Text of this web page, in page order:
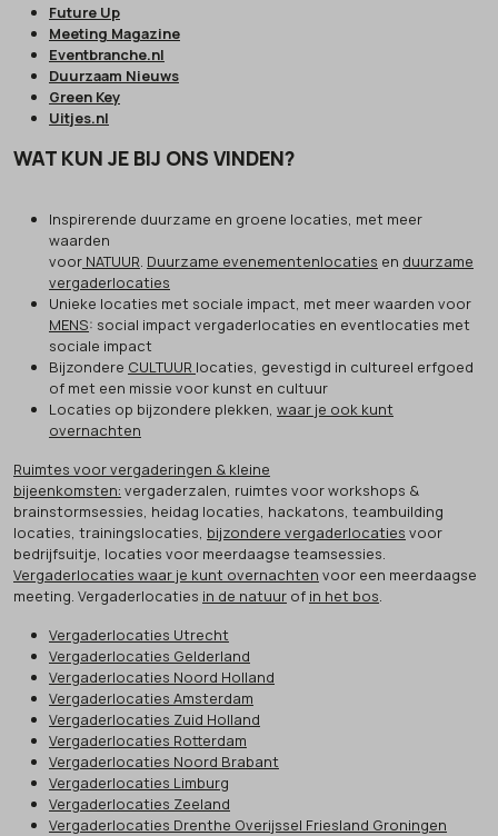
Future Up
Meeting Magazine
Eventbranche.nl
Duurzaam Nieuws
Green Key
Uitjes.nl
WAT KUN JE BIJ ONS VINDEN?
Inspirerende duurzame en groene locaties, met meer
waarden
voor NATUUR. Duurzame evenementenlocaties en duurzame
vergaderlocaties
Unieke locaties met sociale impact, met meer waarden voor
MENS: social impact vergaderlocaties en eventlocaties met
sociale impact
Bijzondere CULTUUR locaties, gevestigd in cultureel erfgoed
of met een missie voor kunst en cultuur
Locaties op bijzondere plekken, waar je ook kunt
overnachten
Ruimtes voor vergaderingen & kleine
bijeenkomsten: vergaderzalen, ruimtes voor workshops &
brainstormsessies, heidag locaties, hackatons, teambuilding
locaties, trainingslocaties, bijzondere vergaderlocaties voor
bedrijfsuitje, locaties voor meerdaagse teamsessies.
Vergaderlocaties waar je kunt overnachten voor een meerdaagse
meeting. Vergaderlocaties in de natuur of in het bos.
Vergaderlocaties Utrecht
Vergaderlocaties Gelderland
Vergaderlocaties Noord Holland
Vergaderlocaties Amsterdam
Vergaderlocaties Zuid Holland
Vergaderlocaties Rotterdam
Vergaderlocaties Noord Brabant
Vergaderlocaties Limburg
Vergaderlocaties Zeeland
Vergaderlocaties Drenthe Overijssel Friesland Groningen